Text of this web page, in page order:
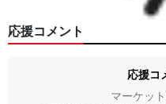
応援コメント
応援
マーケッ